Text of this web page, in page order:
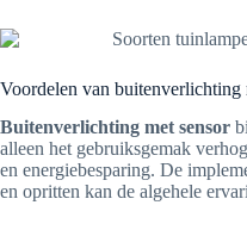
Voordelen van buitenverlichting
Buitenverlichting met sensor
alleen het gebruiksgemak
en energiebesparing. De
en opritten kan de algehele